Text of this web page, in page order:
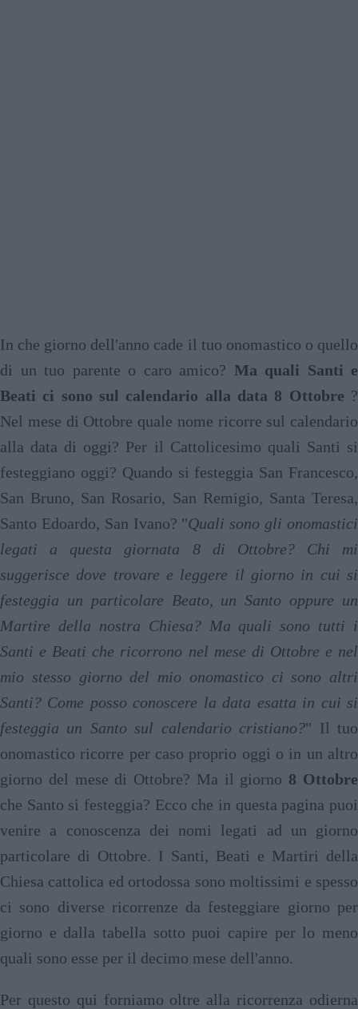
In che giorno dell'anno cade il tuo onomastico o quello
di un tuo parente o caro amico? Ma quali Santi e
Beati ci sono sul calendario alla data 8 Ottobre ?
Nel mese di Ottobre quale nome ricorre sul calendario
alla data di oggi? Per il Cattolicesimo quali Santi si
festeggiano oggi? Quando si festeggia San Francesco,
San Bruno, San Rosario, San Remigio, Santa Teresa,
Santo Edoardo, San Ivano? "Quali sono gli onomastici
legati a questa giornata 8 di Ottobre? Chi mi
suggerisce dove trovare e leggere il giorno in cui si
festeggia un particolare Beato, un Santo oppure un
Martire della nostra Chiesa? Ma quali sono tutti i
Santi e Beati che ricorrono nel mese di Ottobre e nel
mio stesso giorno del mio onomastico ci sono altri
Santi? Come posso conoscere la data esatta in cui si
festeggia un Santo sul calendario cristiano?" Il tuo
onomastico ricorre per caso proprio oggi o in un altro
giorno del mese di Ottobre? Ma il giorno 8 Ottobre
che Santo si festeggia? Ecco che in questa pagina puoi
venire a conoscenza dei nomi legati ad un giorno
particolare di Ottobre. I Santi, Beati e Martiri della
Chiesa cattolica ed ortodossa sono moltissimi e spesso
ci sono diverse ricorrenze da festeggiare giorno per
giorno e dalla tabella sotto puoi capire per lo meno
quali sono esse per il decimo mese dell'anno.
Per questo qui forniamo oltre alla ricorrenza odierna